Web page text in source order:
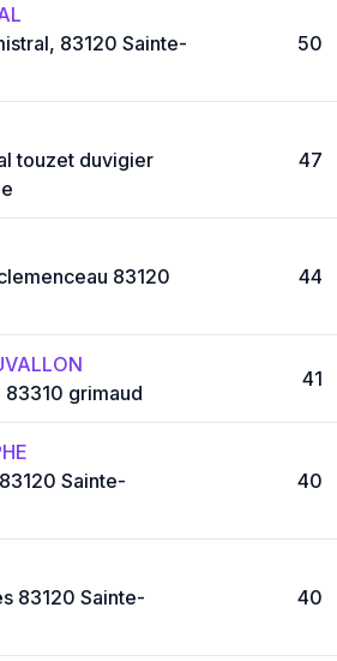
83120 Sainte-
50
touzet duvigier
47
83120
44
grimaud
41
Sainte-
40
83120 Sainte-
40